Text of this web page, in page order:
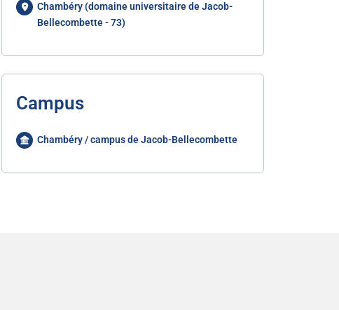
Chambéry (domaine universitaire de Jacob-
Bellecombette - 73)
Campus
Chambéry / campus de Jacob-Bellecombette